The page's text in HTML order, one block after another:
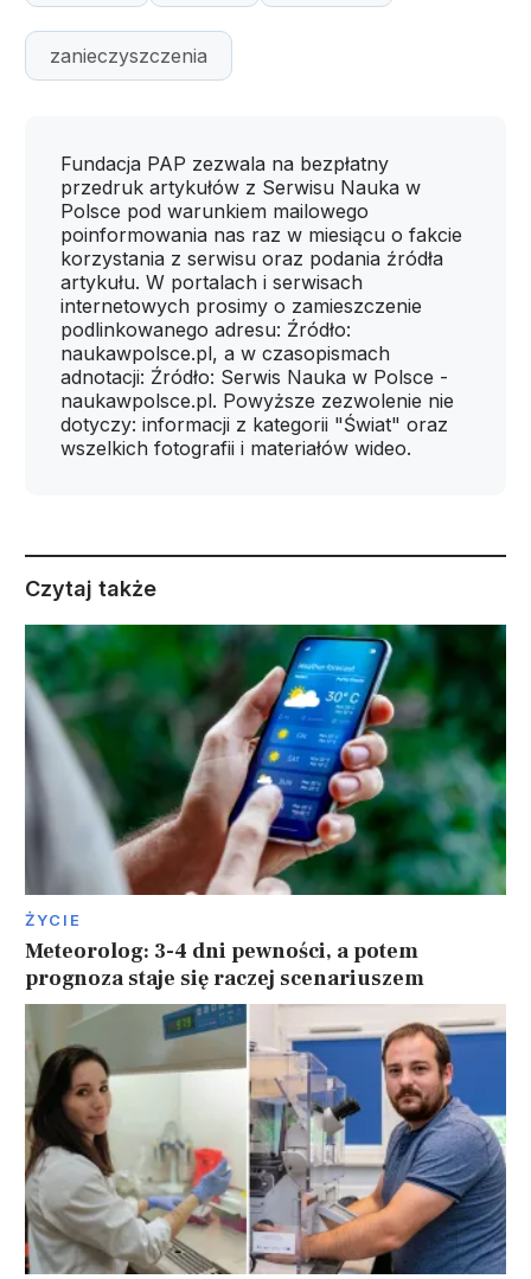
zanieczyszczenia
Fundacja PAP zezwala na bezpłatny
przedruk artykułów z Serwisu Nauka w
Polsce pod warunkiem mailowego
poinformowania nas raz w miesiącu o fakcie
korzystania z serwisu oraz podania źródła
artykułu. W portalach i serwisach
internetowych prosimy o zamieszczenie
podlinkowanego adresu: Źródło:
naukawpolsce.pl, a w czasopismach
adnotacji: Źródło: Serwis Nauka w Polsce -
naukawpolsce.pl. Powyższe zezwolenie nie
dotyczy: informacji z kategorii "Świat" oraz
wszelkich fotografii i materiałów wideo.
Czytaj także
ŻYCIE
Meteorolog: 3-4 dni pewności, a potem
prognoza staje się raczej scenariuszem